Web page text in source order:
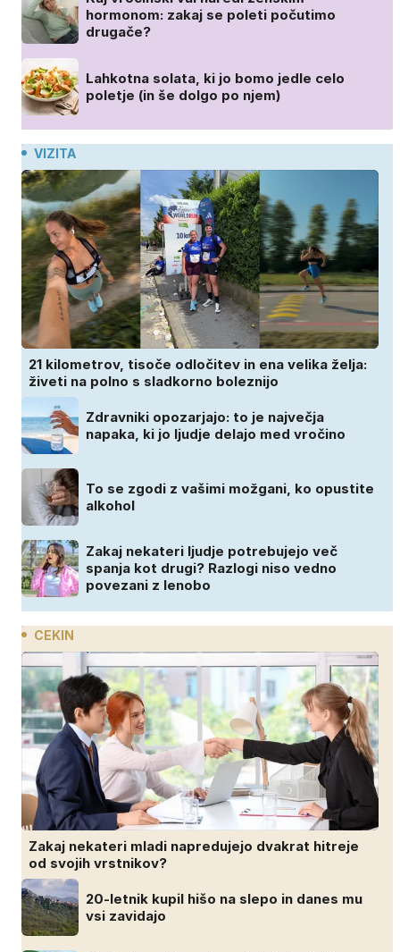
hormonom: zakaj se poleti počutimo
drugače?
Lahkotna solata, ki jo bomo jedle celo
poletje (in še dolgo po njem)
VIZITA
21 kilometrov, tisoče odločitev in ena velika želja:
živeti na polno s sladkorno boleznijo
Zdravniki opozarjajo: to je največja
napaka, ki jo ljudje delajo med vročino
To se zgodi z vašimi možgani, ko opustite
alkohol
Zakaj nekateri ljudje potrebujejo več
spanja kot drugi? Razlogi niso vedno
povezani z lenobo
CEKIN
Zakaj nekateri mladi napredujejo dvakrat hitreje
od svojih vrstnikov?
20-letnik kupil hišo na slepo in danes mu
vsi zavidajo